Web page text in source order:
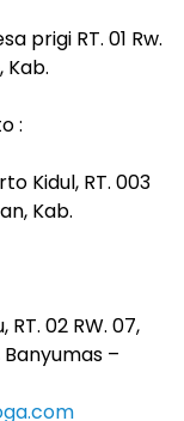
prigi RT. 01 Rw.
Kab.
:
Kidul, RT. 003
Kab.
02 RW. 07,
–